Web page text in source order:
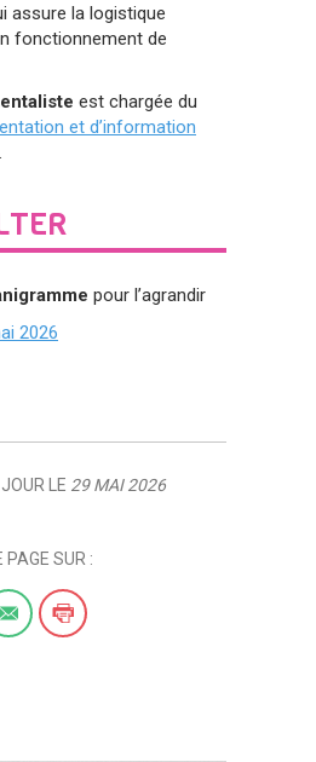
assure la logistique
fonctionnement de
est chargée du
et d’information
pour l’agrandir
2026
LE 29 MAI 2026
PAGE SUR :